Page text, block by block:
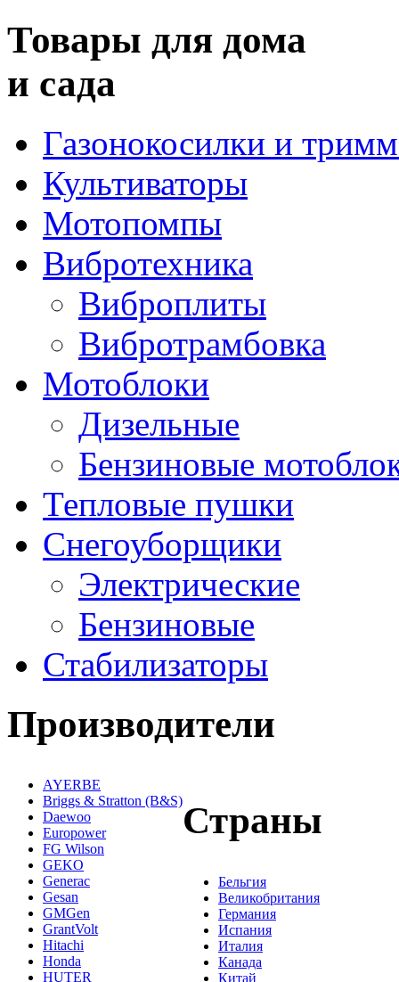
Товары для дома
и сада
Газонокосилки и
Культиваторы
Мотопомпы
Вибротехника
Виброплиты
Вибротрамбовка
Мотоблоки
Дизельные
Бензиновые
Тепловые пушки
Снегоуборщики
Электрические
Бензиновые
Стабилизаторы
Производители
AYERBE
Briggs & Stratton (B&S)
Daewoo
Europower
FG Wilson
GEKO
Generac
Gesan
GMGen
GrantVolt
Hitachi
Honda
HUTER
Страны
Бельгия
Великобритания
Германия
Испания
Италия
Канада
Китай